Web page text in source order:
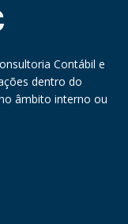
Contábil e
dentro do
âmbito interno ou